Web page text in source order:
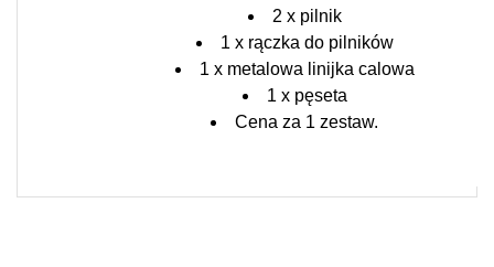
2 x pilnik
1 x rączka do pilników
1 x metalowa linijka calowa
1 x pęseta
Cena za 1 zestaw.